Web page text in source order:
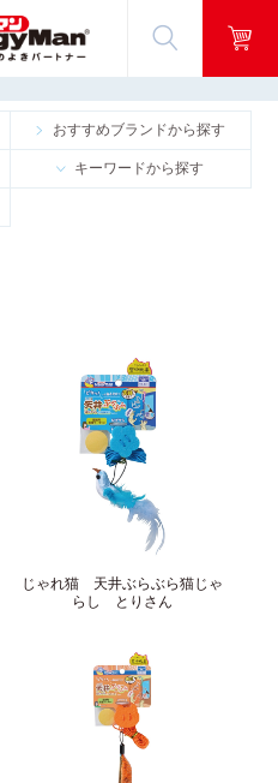
おすすめブランドから探す
キーワードから探す
じゃれ猫 天井ぶらぶら猫じゃ
らし とりさん